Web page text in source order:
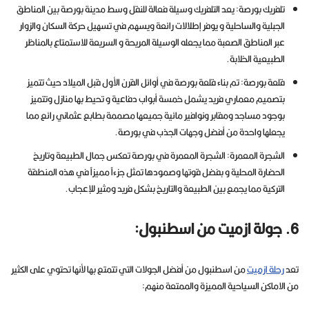
تلفريك بورصة: يعد التلفريك وسيلة فعالة للنقل وسط مدينة بورصة بين المناطق
الجبلية والساحلية و يوفر إطلالات رائعة ويسهم في تسهيل حركة السكان والزوار
عبر المناطق الصعبة مما يجعله الوسيلة المريحة و السريعة للاستمتاع بالمناظر
الطبيعية الخلابة.
قلعة بورصة: تم بناء قلعة بورصة في أوائل القرن الأول قبل الميلاد حيث تتميز
بتصميم معماري فريد يشمل خمسة أبواب دفاعية و تحيط بها منازل وتتميز
بوجود مساجد ومقابر ونوافير مائية جميعها مصممة بطابع عثماني رائع مما
يجعلها واحدة من أفضل وجهات الجذب في بورصة.
الشجرة المعمرة: الشجرة المعمرة في بورصة تعكس جمال الطبيعة وتاريخ
الحضارة المحلية و بفضل قوتها وصمودها تمثل جزءاً مميزاً في هذه المنطقة
التركية مما يجمع بين الطبيعة والتاريخ بشكل فريد ومثير للإعجاب.
6. جولة ازميت من اسطنبول:
تعدرحلة ازميتمن اسطنبول من أفضل الجولات التي تتمتع بها لأنها تحتوي على الكثير
من الاماكن السياحية المميزة والممتعة منهم: